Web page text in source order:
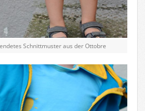
Schnittmuster aus der Ottobre